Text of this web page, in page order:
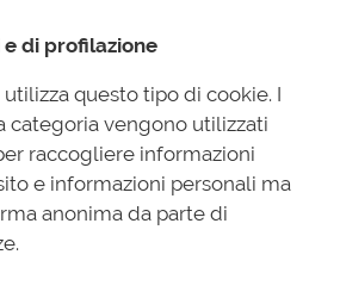
di profilazione
questo tipo di cookie. I
categoria vengono utilizzati
raccogliere informazioni
e informazioni personali ma
anonima da parte di